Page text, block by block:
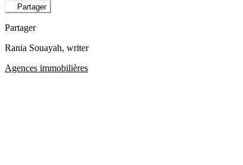
Partager
Partager
Rania Souayah, writer
Agences immobilières